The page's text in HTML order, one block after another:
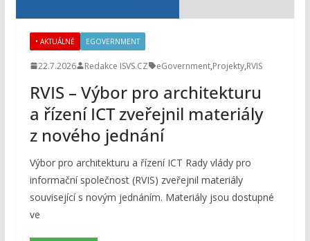
• AKTUÁLNĚ EGOVERNMENT
22.7.2026 Redakce ISVS.CZ eGovernment,Projekty,RVIS
RVIS – Výbor pro architekturu
a řízení ICT zveřejnil materiály
z nového jednání
Výbor pro architekturu a řízení ICT Rady vlády pro
informační společnost (RVIS) zveřejnil materiály
související s novým jednáním. Materiály jsou dostupné
ve